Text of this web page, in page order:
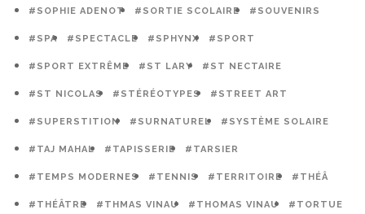
#SOPHIE ADENOT #SORTIE SCOLAIRE #SOUVENIRS
#SPA #SPECTACLE #SPHYNX #SPORT
#SPORT EXTRÊME #ST LARY #ST NECTAIRE
#ST NICOLAS #STÉRÉOTYPES #STREET ART
#SUPERSTITION #SURNATUREL #SYSTÈME SOLAIRE
#TAJ MAHAL #TAPISSERIE #TARSIER
#TEMPS MODERNES #TENNIS #TERRITOIRE #THÉÂ
#THÉÂTRE #THMAS VINAU #THOMAS VINAU #TORTUE